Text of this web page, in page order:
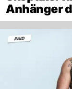
Anhänger